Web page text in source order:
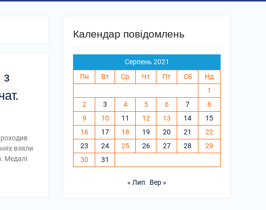
з
взяли
Медалі
Календар повідомлень
Серпень 2021
Пн
Вт Ср Чт Пт Сб
Нд
1
2
3 4 5 6 7
8
9
10 11 12 13 14
15
16
17 18 19 20 21
22
23
24 25 26 27 28
29
30
31
« Лип Вер »